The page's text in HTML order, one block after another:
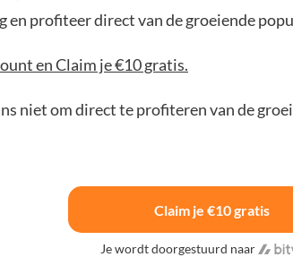
en profiteer direct van de groeiende
en Claim je €10 gratis.
niet om direct te profiteren van de
Claim je €10 gratis
Je wordt doorgestuurd naar